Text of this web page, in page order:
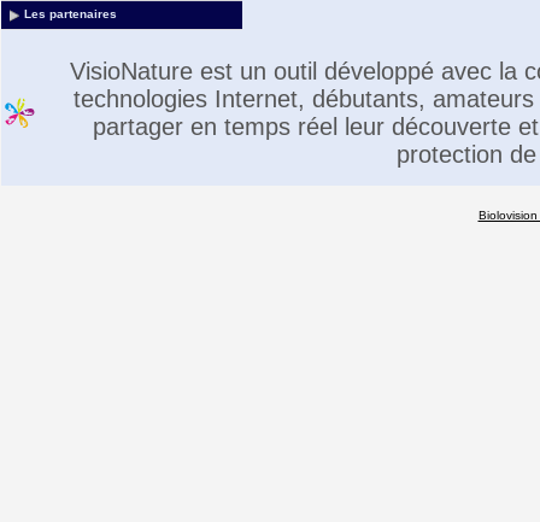
Les partenaires
VisioNature est un outil développé avec la
technologies Internet, débutants,
partager en temps réel leur découverte
protection
Biolovision